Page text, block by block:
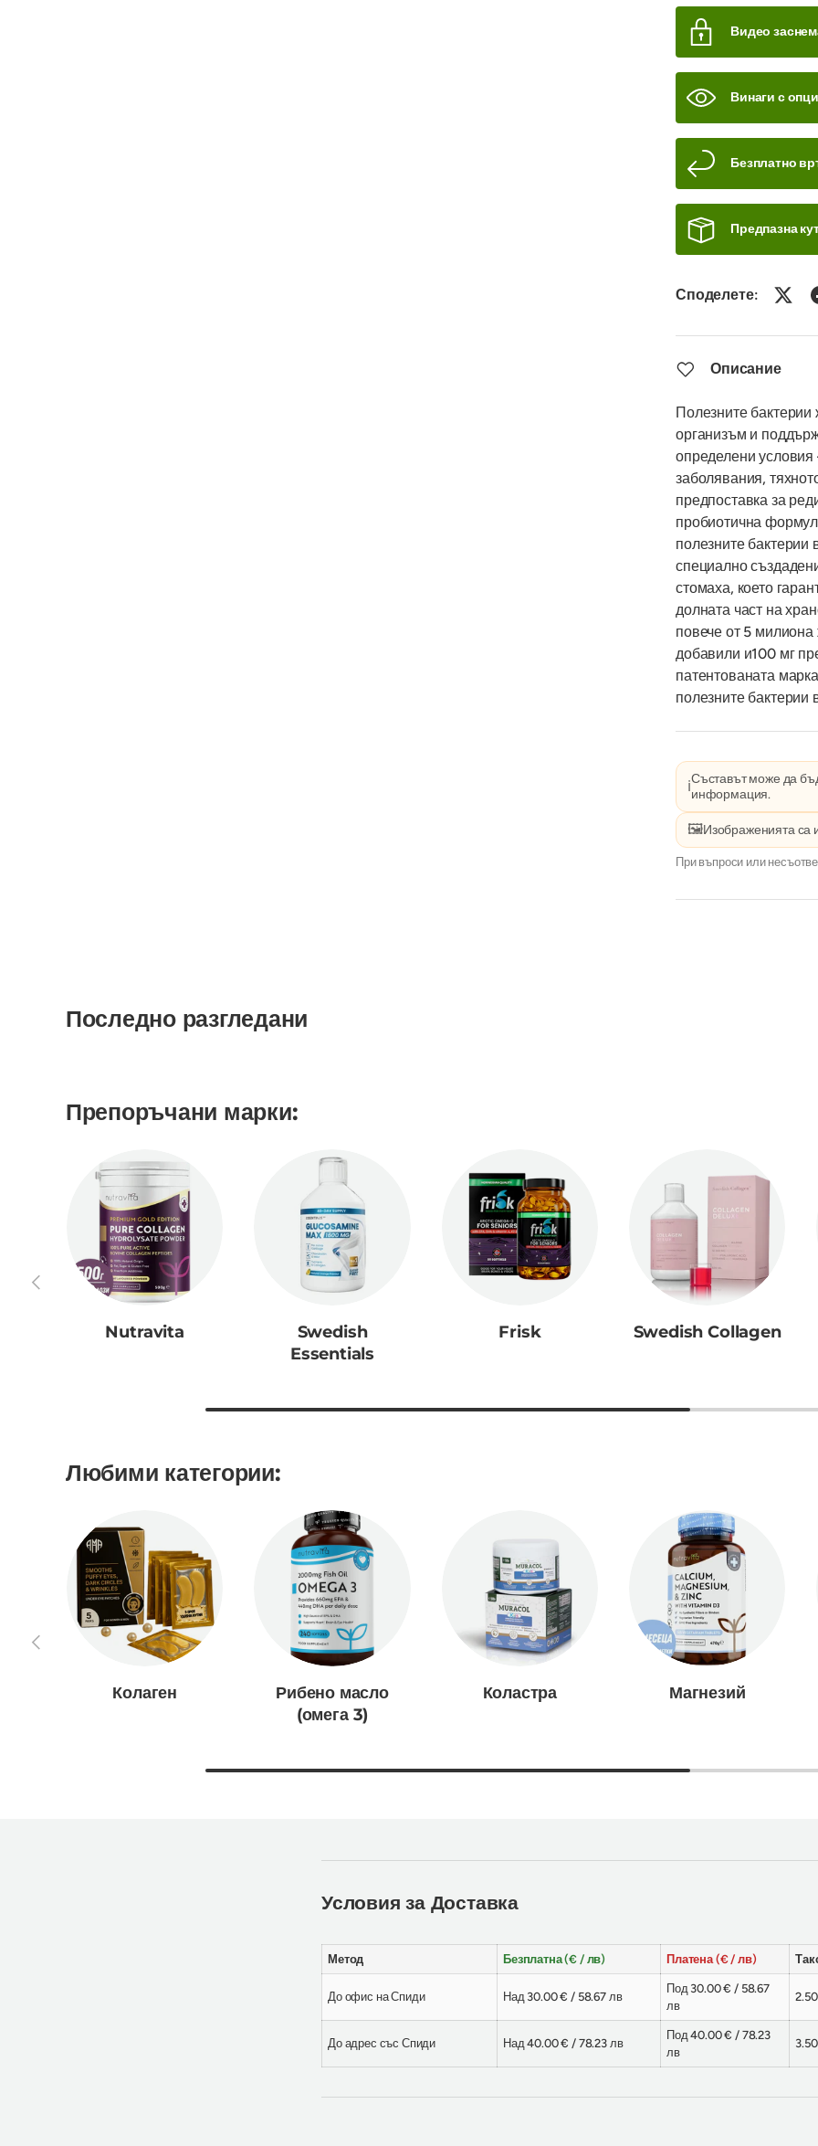
Видео
Винаги с
Безплатно
Предпазна
Споделете:
Описание
Полезните
организъм и
определени
заболявания,
предпоставка за
пробиотична
полезните
специално
стомаха, което
долната част на
повече от 5
добавили и100 мг
патентованата
полезните бактерии
ℹ️Съставът може да
информация.
🖼️Изображенията са
При въпроси или
Последно разгледани
Препоръчани марки:
Предишен
Nutravita
Swedish
Essentials
Frisk Swedish Collagen
Любими категории:
Предишен
Колаген
Рибено масло
(омега 3)
Коластра Магнезий
Условия за Доставка
Метод Безплатна (€ / лв) Платена (€ / лв)
До офис на Спиди Над 30.00 € / 58.67 лв
Под 30.00 € / 58.67
лв
До адрес със Спиди Над 40.00 € / 78.23 лв
Под 40.00 € / 78.23
лв